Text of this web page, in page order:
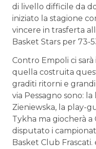
di livello difficile da
iniziato la stagione
vincere in trasferta
Basket Stars per 73-
Contro Empoli ci
quella costruita
graditi ritorni e
via Pessagno sono:
Zieniewska, la play-
Tykha ma giocherà a
disputato i
Basket Club